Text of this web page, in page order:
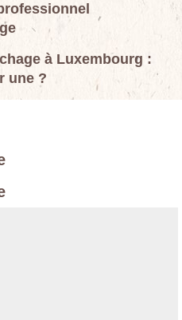
à Luxembourg :
une ?